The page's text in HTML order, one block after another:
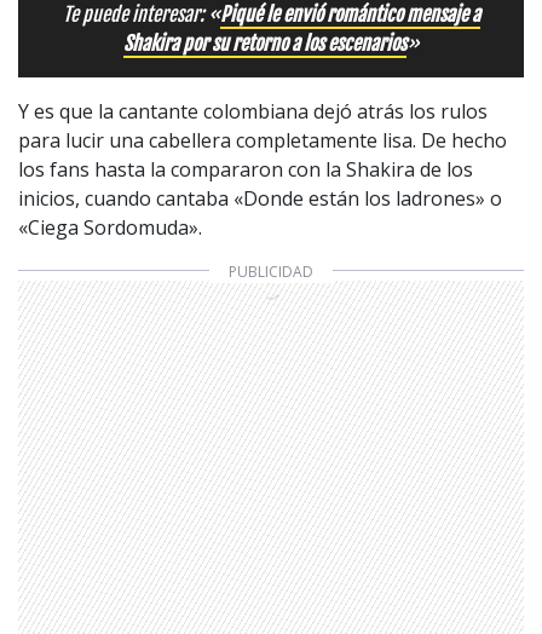
Te puede interesar: «Piqué le envió romántico mensaje a
Shakira por su retorno a los escenarios»
Y es que la cantante colombiana dejó atrás los rulos
para lucir una cabellera completamente lisa. De hecho
los fans hasta la compararon con la Shakira de los
inicios, cuando cantaba «Donde están los ladrones» o
«Ciega Sordomuda».